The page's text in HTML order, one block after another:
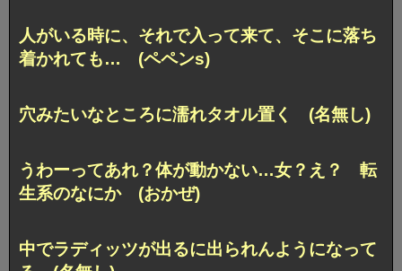
人がいる時に、それで入って来て、そこに落ち
着かれても… (ペペンs)
穴みたいなところに濡れタオル置く (名無し)
うわーってあれ？体が動かない…女？え？ 転
生系のなにか (おかぜ)
中でラディッツが出るに出られんようになって